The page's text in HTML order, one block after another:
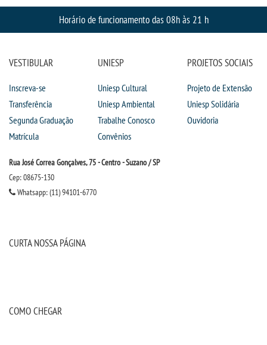
MATRIZ
NIVELAMENTO
PORTARIAS
PPC
Horário de funcionamento das 08h às 21 h
VESTIBULAR
Inscreva-se
Transferência
Segunda Graduação
Matrícula
UNIESP
Uniesp Cultural
Uniesp Ambiental
Trabalhe Conosco
Convênios
PROJETOS SOCIAIS
Projeto de Extensão
Uniesp Solidária
Ouvidoria
Rua José Correa Gonçalves, 75 - Centro - Suzano / SP
Cep: 08675-130
Whatsapp: (11) 94101-6770
CURTA NOSSA PÁGINA
COMO CHEGAR